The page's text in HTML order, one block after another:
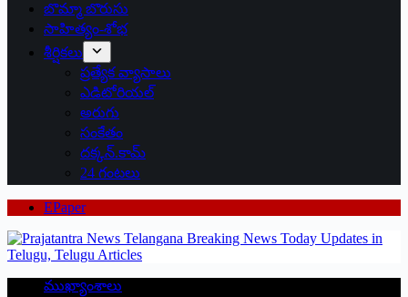
బొమ్మా బొరుసు
సాహిత్యం-శోభ
శీర్షికలు
ప్రత్యేక వ్యాసాలు
ఎడిటోరియల్
అరుగు
సంకేతం
దక్కన్.కామ్
24 గంటలు
EPaper
ముఖ్యాంశాలు